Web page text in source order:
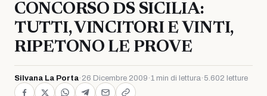
CONCORSO DS SICILIA:
TUTTI, VINCITORI E VINTI,
RIPETONO LE PROVE
Silvana La Porta· 26 Dicembre 2009 ·1 min di lettura· 5.602 letture